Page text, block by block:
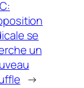
se
un
→